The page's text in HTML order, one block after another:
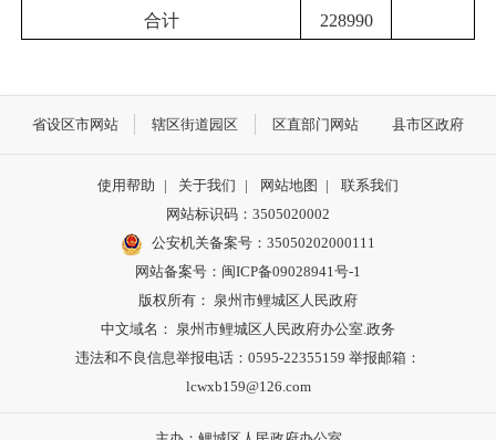
合计 228990
省设区市网站 辖区街道园区 区直部门网站 县市区政府
使用帮助 | 关于我们 | 网站地图 |
联系我们
网站标识码：3505020002
公安机关备案号：35050202000111
网站备案号：闽ICP备09028941号-1
版权所有： 泉州市鲤城区人民政府
中文域名： 泉州市鲤城区人民政府办公室.政务
违法和不良信息举报电话：0595-22355159 举报邮箱：
lcwxb159@126.com